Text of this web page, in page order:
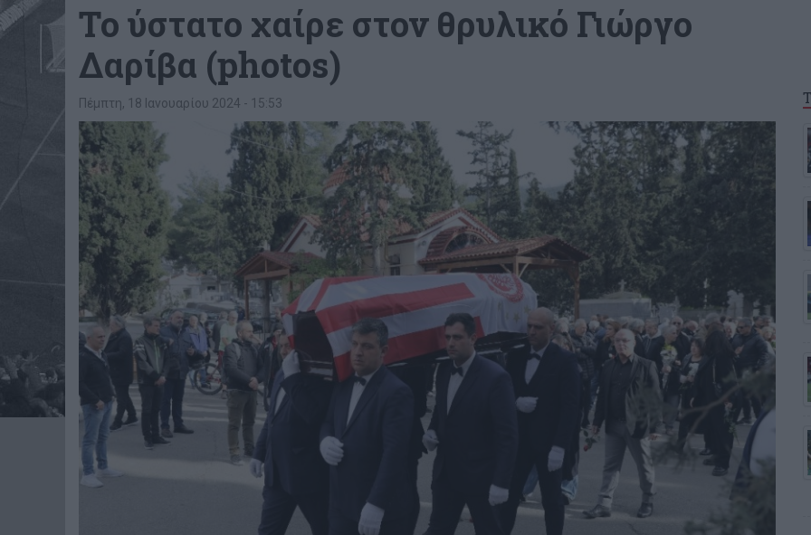
Το ύστατο χαίρε στον θρυλικό Γιώργο
Δαρίβα (photos)
Πέμπτη, 18 Ιανουαρίου 2024 - 15:53